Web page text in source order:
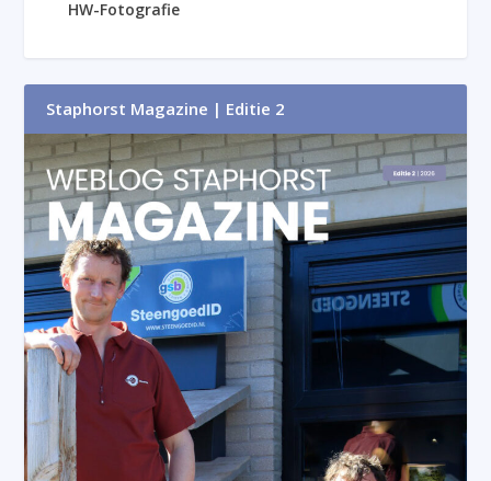
HW-Fotografie
Staphorst Magazine | Editie 2